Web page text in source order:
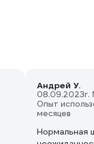
Андрей У.
08.09.2023г.
Опыт
месяцев
Нормальная